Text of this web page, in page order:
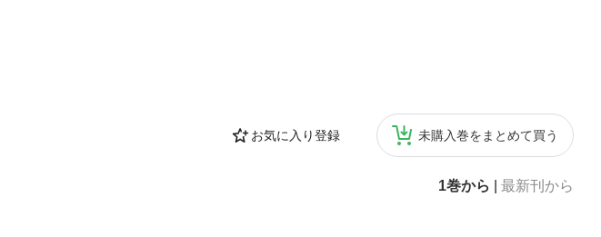
お気に入り登録 未購入巻をまとめて買う
1巻から 最新刊から